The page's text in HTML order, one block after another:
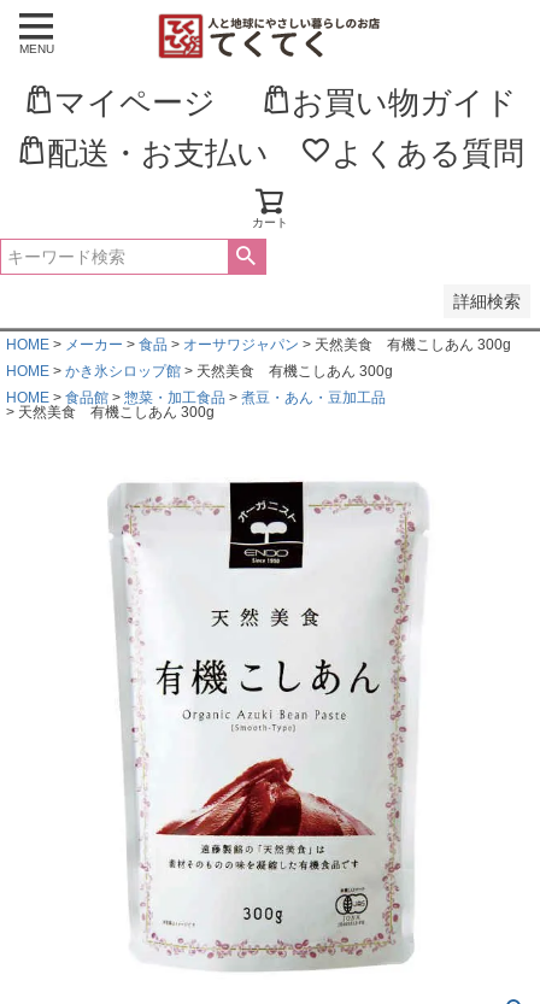
MENU
マイページ
お買い物ガイド
配送・お支払い
よくある質問
カート
詳細検索
新着順
登録順
価格が高い順
優先度順
HOME メーカー 食品 オーサワジャパン
天然美食 有機こしあん 300g
HOME
かき氷シロップ館
天然美食 有機こしあん 300g
HOME
食品館 惣菜・加工食品
煮豆・あん・豆加工品
天然美食 有機こしあん 300g